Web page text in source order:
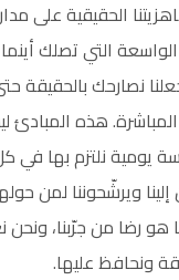
الحقيقية على
الواسعة التي تصلك
نصارحك بالحقيقة
المباشرة. هذه
يومية نلتزم بها في
إلينا ويرشّحوننا لمن
هو رضا من جرّبنا،
ونحافظ عليها.